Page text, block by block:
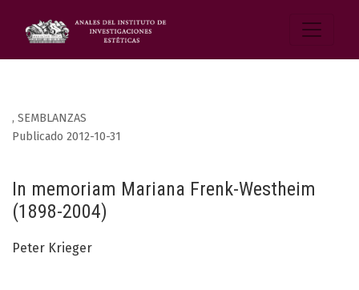
, SEMBLANZAS
In memoriam Mariana Frenk-Westheim
(1898-2004)
Publicado 2012-10-31
Peter Krieger